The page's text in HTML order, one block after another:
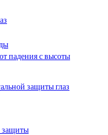
падения с высоты
защиты глаз
защиты